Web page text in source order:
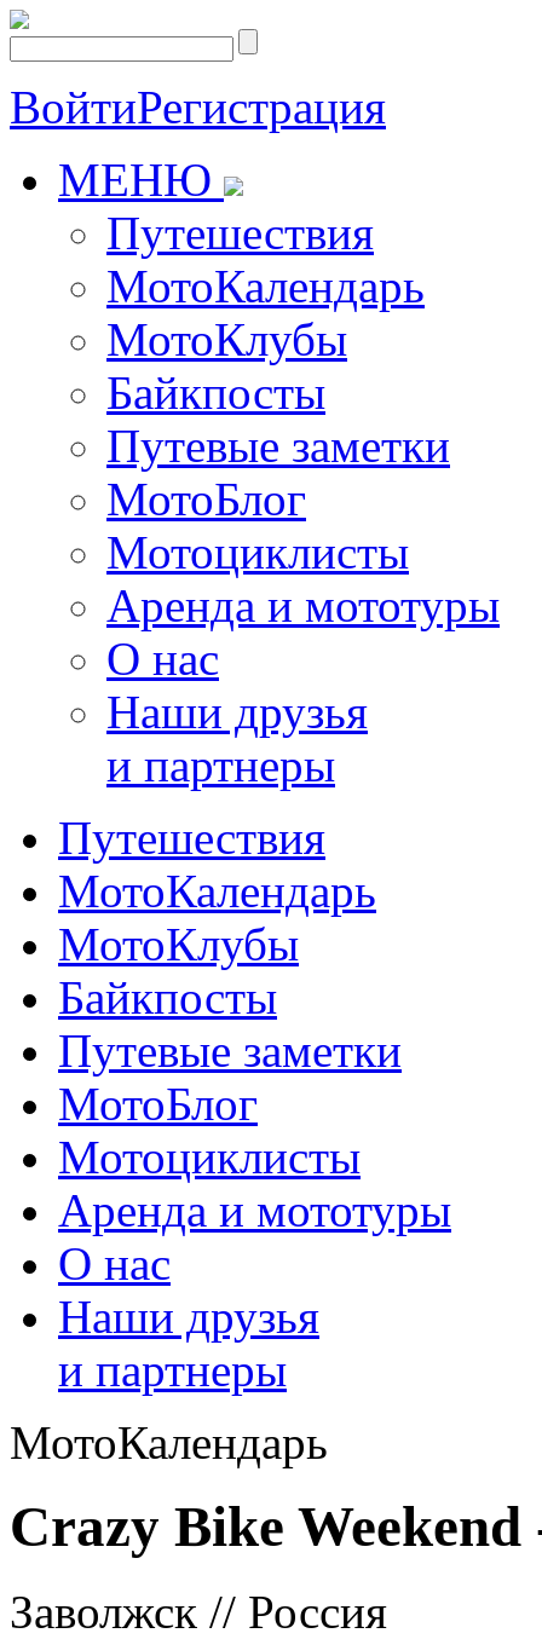
ВойтиРегистрация
МЕНЮ
Путешествия
МотоКалендарь
МотоКлубы
Байкпосты
Путевые заметки
МотоБлог
Мотоциклисты
Аренда и мототуры
О нас
Наши друзья
и партнеры
Путешествия
МотоКалендарь
МотоКлубы
Байкпосты
Путевые заметки
МотоБлог
Мотоциклисты
Аренда и мототуры
О нас
Наши друзья
и партнеры
МотоКалендарь
Crazy Bike
Заволжск // Россия